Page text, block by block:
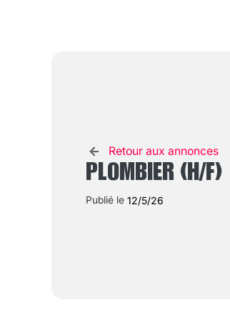
Retour aux annonces
PLOMBIER (H/F)
Publié le 12/5/26